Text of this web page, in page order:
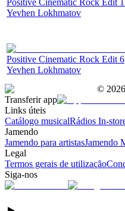
Yevhen Lokhmatov
Positive Cinematic Rock Edit 6
Yevhen Lokhmatov
© 2026
Transferir app
Links úteis
Catálogo musicalRádios In-
Jamendo
Jamendo para artistasJamendo
Legal
Termos gerais de utilização
Siga-nos